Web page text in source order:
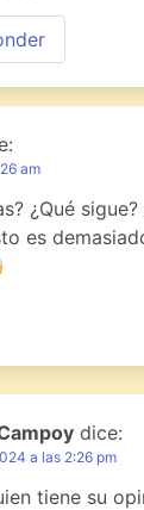
am
¿Qué sigue?
es
dice:
a las 2:26 pm
tiene su